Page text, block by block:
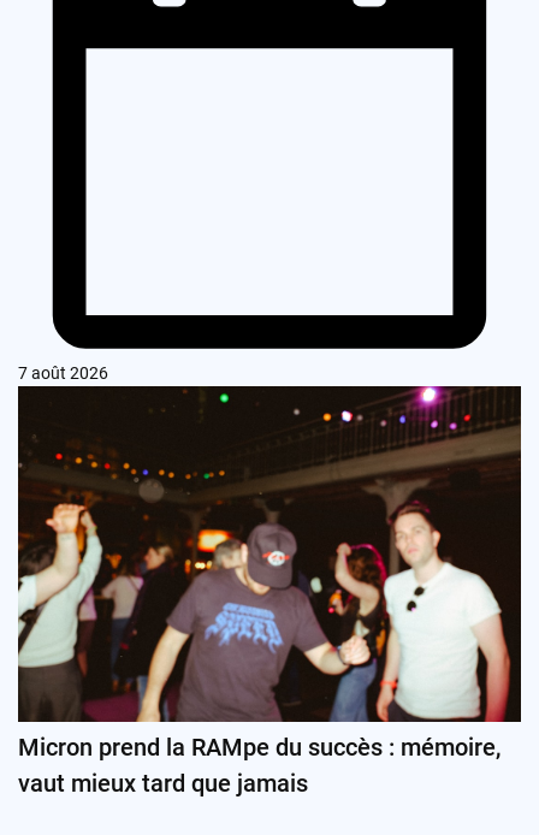
7 août 2026
Micron prend la RAMpe du succès : mémoire,
vaut mieux tard que jamais